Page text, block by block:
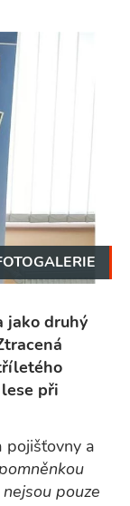
jako druhý
při
pojišťovny a
pouze